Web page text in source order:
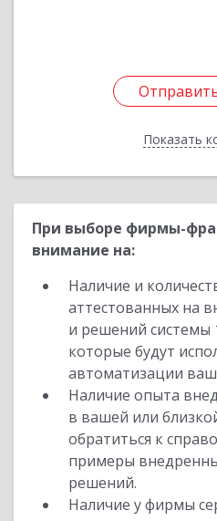
Показать
При выборе фирмы-
внимание на:
Наличие и
аттестованных на
и решений системы
которые будут
автоматизации
Наличие опыта
в вашей или
обратиться к
примеры
решений.
Наличие у фирмы